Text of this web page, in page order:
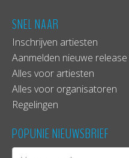
SNEL NAAR
Inschrijven artiesten
Aanmelden nieuwe release
Alles voor artiesten
Alles voor organisatoren
Regelingen
POPUNIE NIEUWSBRIEF